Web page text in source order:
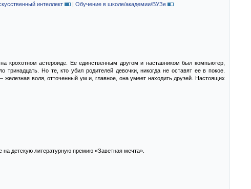
интеллект | Обучение в школе/академии/ВУЗе
крохотном астероиде. Ее единственным другом и наставником был компьютер,
Но те, кто убил родителей девочки, никогда не оставят ее в покое.
воля, отточенный ум и, главное, она умеет находить друзей. Настоящих
детскую литературную премию «Заветная мечта».